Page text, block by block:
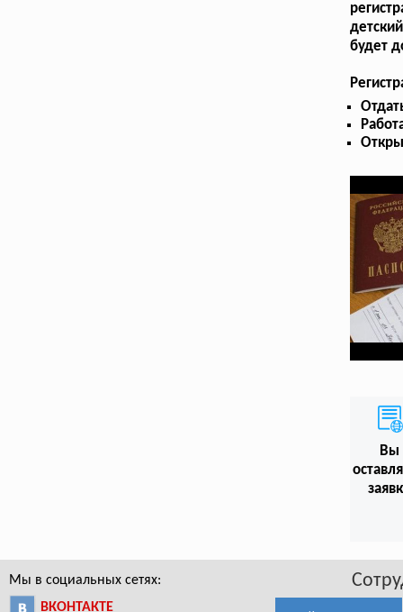
будет
Вы
Мы в социальных сетях:
ВКОНТАКТЕ